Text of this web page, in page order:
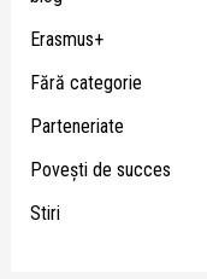
Erasmus+
Fără categorie
Parteneriate
Poveşti de succes
Stiri